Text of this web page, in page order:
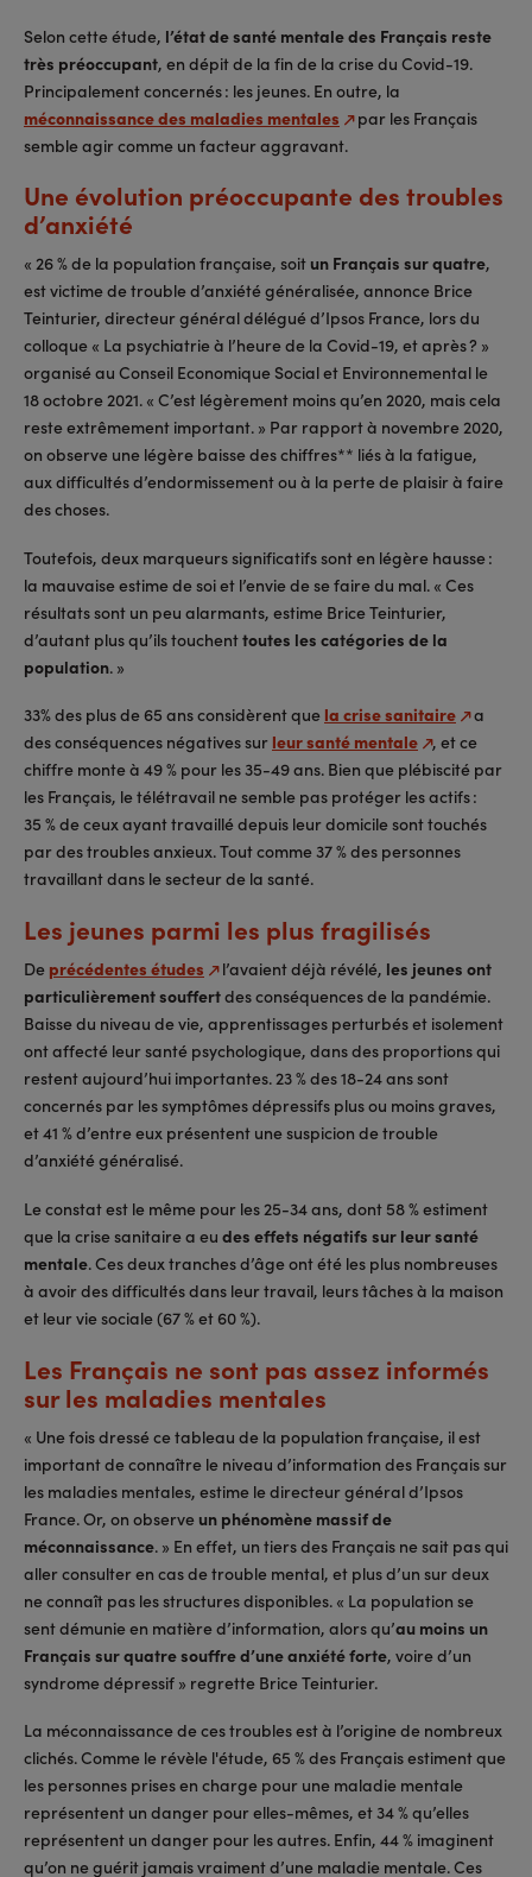
Selon cette étude, l’état de santé mentale des Français reste
très préoccupant, en dépit de la fin de la crise du Covid-19.
Principalement concernés : les jeunes. En outre, la
méconnaissance des maladies mentales
par les Français
semble agir comme un facteur aggravant.
Une évolution préoccupante des troubles
d’anxiété
« 26 % de la population française, soit un Français sur quatre,
est victime de trouble d’anxiété généralisée, annonce Brice
Teinturier, directeur général délégué d’Ipsos France, lors du
colloque « La psychiatrie à l’heure de la Covid-19, et après ? »
organisé au Conseil Economique Social et Environnemental le
18 octobre 2021. « C’est légèrement moins qu’en 2020, mais cela
reste extrêmement important. » Par rapport à novembre 2020,
on observe une légère baisse des chiffres** liés à la fatigue,
aux difficultés d’endormissement ou à la perte de plaisir à faire
des choses.
Toutefois, deux marqueurs significatifs sont en légère hausse :
la mauvaise estime de soi et l’envie de se faire du mal. « Ces
résultats sont un peu alarmants, estime Brice Teinturier,
d’autant plus qu’ils touchenttoutes les catégories de la
population. »
33% des plus de 65 ans considèrent que la crise sanitaire a
des conséquences négatives sur leur santé mentale , et ce
chiffre monte à 49 % pour les 35-49 ans. Bien que plébiscité par
les Français, le télétravail ne semble pas protéger les actifs :
35 % de ceux ayant travaillé depuis leur domicile sont touchés
par des troubles anxieux. Tout comme 37 % des personnes
travaillant dans le secteur de la santé.
Les jeunes parmi les plus fragilisés
De précédentes études l’avaient déjà révélé, les jeunes ont
particulièrement souffertdes conséquences de la pandémie.
Baisse du niveau de vie, apprentissages perturbés et isolement
ont affecté leur santé psychologique, dans des proportions qui
restent aujourd’hui importantes. 23 % des 18-24 ans sont
concernés par les symptômes dépressifs plus ou moins graves,
et 41 % d’entre eux présentent une suspicion de trouble
d’anxiété généralisé.
Le constat est le même pour les 25-34 ans, dont 58 % estiment
que la crise sanitaire a eu des effets négatifs sur leur santé
mentale. Ces deux tranches d’âge ont été les plus nombreuses
à avoir des difficultés dans leur travail, leurs tâches à la maison
et leur vie sociale (67 % et 60 %).
Les Français ne sont pas assez informés
sur les maladies mentales
« Une fois dressé ce tableau de la population française, il est
important de connaître le niveau d’information des Français sur
les maladies mentales, estime le directeur général d’Ipsos
France. Or, on observe un phénomène massif de
méconnaissance. » En effet, un tiers des Français ne sait pas qui
aller consulter en cas de trouble mental, et plus d’un sur deux
ne connaît pas les structures disponibles. « La population se
sent démunie en matière d’information, alors qu’au moins un
Français sur quatre souffre d’une anxiété forte, voire d’un
syndrome dépressif » regrette Brice Teinturier.
La méconnaissance de ces troubles est à l’origine de nombreux
clichés. Comme le révèle l'étude, 65 % des Français estiment que
les personnes prises en charge pour une maladie mentale
représentent un danger pour elles-mêmes, et 34 % qu’elles
représentent un danger pour les autres. Enfin, 44 % imaginent
qu’on ne guérit jamais vraiment d’une maladie mentale. Ces